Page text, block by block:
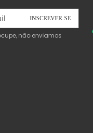
não enviamos